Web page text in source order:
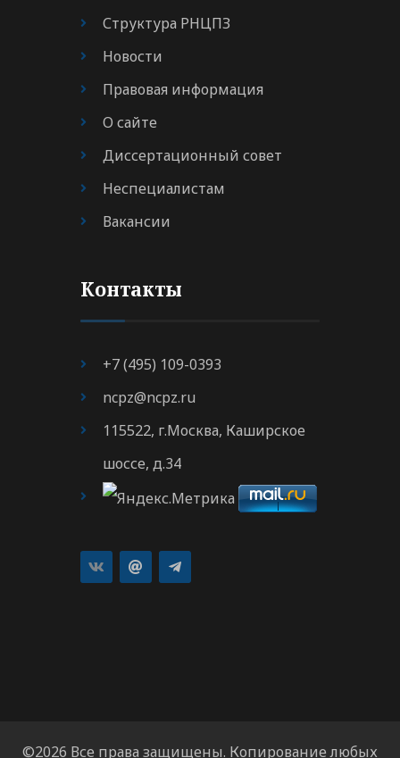
Структура РНЦПЗ
Новости
Правовая информация
О сайте
Диссертационный совет
Неспециалистам
Вакансии
Контакты
+7 (495) 109-0393
ncpz@ncpz.ru
115522, г.Москва, Каширское
шоссе, д.34
©2026 Все права защищены. Копирование любых